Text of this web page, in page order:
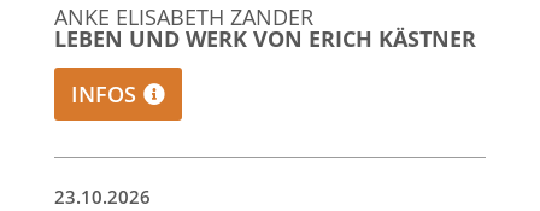
ANKE ELISABETH ZANDER
LEBEN UND WERK VON ERICH KÄSTNER
INFOS
23.10.2026